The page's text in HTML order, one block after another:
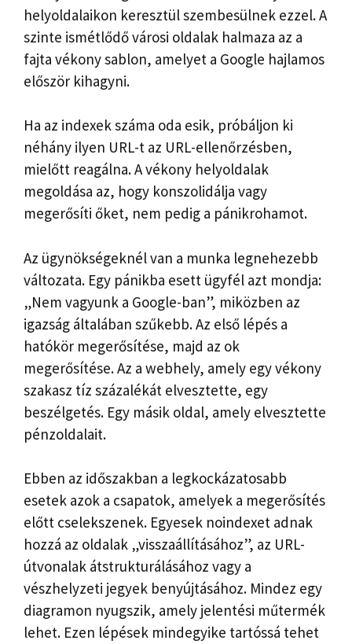
helyoldalaikon keresztül szembesülnek ezzel. A
szinte ismétlődő városi oldalak halmaza az a
fajta vékony sablon, amelyet a Google hajlamos
először kihagyni.
Ha az indexek száma oda esik, próbáljon ki
néhány ilyen URL-t az URL-ellenőrzésben,
mielőtt reagálna. A vékony helyoldalak
megoldása az, hogy konszolidálja vagy
megerősíti őket, nem pedig a pánikrohamot.
Az ügynökségeknél van a munka legnehezebb
változata. Egy pánikba esett ügyfél azt mondja:
„Nem vagyunk a Google-ban”, miközben az
igazság általában szűkebb. Az első lépés a
hatókör megerősítése, majd az ok
megerősítése. Az a webhely, amely egy vékony
szakasz tíz százalékát elvesztette, egy
beszélgetés. Egy másik oldal, amely elvesztette
pénzoldalait.
Ebben az időszakban a legkockázatosabb
esetek azok a csapatok, amelyek a megerősítés
előtt cselekszenek. Egyesek noindexet adnak
hozzá az oldalak „visszaállításához”, az URL-
útvonalak átstrukturálásához vagy a
vészhelyzeti jegyek benyújtásához. Mindez egy
diagramon nyugszik, amely jelentési műtermék
lehet. Ezen lépések mindegyike tartóssá tehet